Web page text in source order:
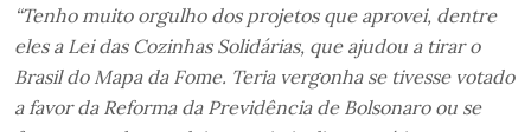
“Tenho muito orgulho dos projetos que aprovei, dentre
eles a Lei das Cozinhas Solidárias, que ajudou a tirar o
Brasil do Mapa da Fome. Teria vergonha se tivesse votado
a favor da Reforma da Previdência de Bolsonaro ou se